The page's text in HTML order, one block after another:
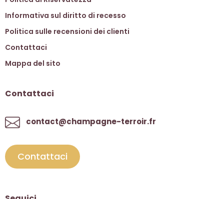
Informativa sul diritto di recesso
Politica sulle recensioni dei clienti
Contattaci
Mappa del sito
Contattaci
contact@champagne-terroir.fr
Contattaci